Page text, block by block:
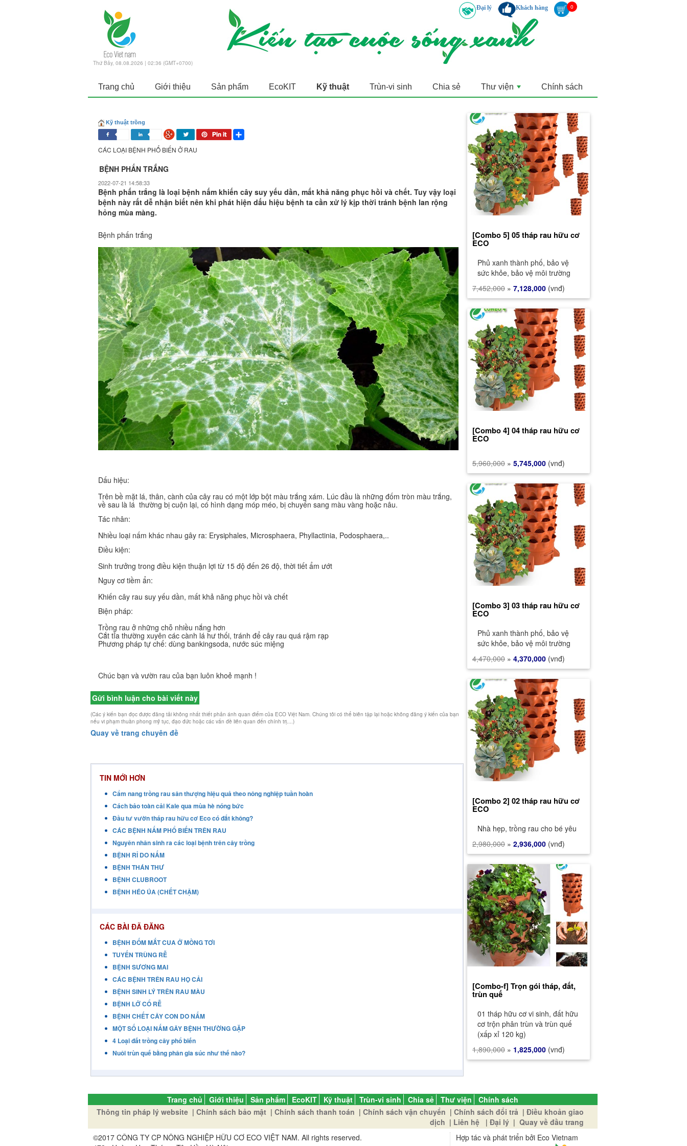
Thứ Bảy, 08.08.2026 | 02:36 (GMT+0700)
Đại lý Khách hàng
Trang chủ Giới thiệu Sản phẩm EcoKIT Kỹ thuật Trùn-vi sinh Chia sẻ
+
Thư viện Chính sách
Kỹ thuật trồng
CÁC LOẠI BỆNH PHỔ BIẾN Ở RAU
BỆNH PHẤN TRẮNG
2022-07-21 14:58:33
Bệnh phấn trắng là loại bệnh nấm khiến cây suy yếu dần, mất khả năng phục hồi và chết. Tuy vậy loại
bệnh này rất dễ nhận biết nên khi phát hiện dấu hiệu bệnh ta cần xử lý kịp thời tránh bệnh lan rộng
hỏng mùa màng.
Bệnh phấn trắng
Dấu hiệu:
Trên bề mặt lá, thân, cành của cây rau có một lớp bột màu trắng xám. Lúc đầu là những đốm tròn màu trắng,
về sau là lá thường bị cuộn lại, có hình dạng móp méo, bị chuyển sang màu vàng hoặc nâu.
Tác nhân:
Nhiều loại nấm khác nhau gây ra: Erysiphales, Microsphaera, Phyllactinia, Podosphaera,..
Điều kiện:
Sinh trưởng trong điều kiện thuận lợi từ 15 độ đến 26 độ, thời tiết ẩm ướt
Nguy cơ tiềm ẩn:
Khiến cây rau suy yếu dần, mất khả năng phục hồi và chết
Biện pháp:
Trồng rau ở những chỗ nhiều nắng hơn
Cắt tỉa thường xuyên các cành lá hư thối, tránh để cây rau quá rậm rạp
Phương pháp tự chế: dùng bankingsoda, nước súc miệng
Chúc bạn và vườn rau của bạn luôn khoẻ mạnh !
Gửi bình luận cho bài viết này
(Các ý kiến bạn đọc được đăng tải không nhất thiết phản ánh quan điểm của ECO Việt Nam. Chúng tôi có thể biên tập lại hoặc không đăng ý kiến của bạn
nếu vi phạm thuần phong mỹ tục, đạo đức hoặc các vấn đề liên quan đến chính trị....)
Quay về trang chuyên đề
TIN MỚI HƠN
Cẩm nang trồng rau sân thượng hiệu quả theo nông nghiệp tuần hoàn
Cách bảo toàn cải Kale qua mùa hè nóng bức
Đầu tư vườn tháp rau hữu cơ Eco có đắt không?
CÁC BỆNH NẤM PHỔ BIẾN TRÊN RAU
Nguyên nhân sinh ra các loại bệnh trên cây trồng
BỆNH RỈ DO NẤM
BỆNH THÁN THƯ
BỆNH CLUBROOT
BỆNH HÉO ÚA (CHẾT CHẬM)
CÁC BÀI ĐÃ ĐĂNG
BỆNH ĐỐM MẮT CUA Ở MỒNG TƠI
TUYẾN TRÙNG RỄ
BỆNH SƯƠNG MAI
CÁC BỆNH TRÊN RAU HỌ CẢI
BỆNH SINH LÝ TRÊN RAU MÀU
BỆNH LỞ CỔ RỄ
BỆNH CHẾT CÂY CON DO NẤM
MỘT SỐ LOẠI NẤM GÂY BỆNH THƯỜNG GẶP
4 Loại đất trồng cây phổ biến
Nuôi trùn quế bằng phân gia súc như thế nào?
[Combo 5] 05 tháp rau hữu cơ
ECO
Phủ xanh thành phố, bảo vệ
sức khỏe, bảo vệ môi trường
7,452,000 » 7,128,000 (vnđ)
[Combo 4] 04 tháp rau hữu cơ
ECO
5,960,000 » 5,745,000 (vnđ)
[Combo 3] 03 tháp rau hữu cơ
ECO
Phủ xanh thành phố, bảo vệ
sức khỏe, bảo vệ môi trường
4,470,000 » 4,370,000 (vnđ)
[Combo 2] 02 tháp rau hữu cơ
ECO
Nhà hẹp, trồng rau cho bé yêu
2,980,000 » 2,936,000 (vnđ)
[Combo-f] Trọn gói tháp, đất,
trùn quế
01 tháp hữu cơ vi sinh, đất hữu
cơ trộn phân trùn và trùn quế
(xấp xỉ 120 kg)
1,890,000 » 1,825,000 (vnđ)
Trang chủ Giới thiệu Sản phẩm EcoKIT Kỹ thuật Trùn-vi sinh Chia sẻ Thư viện
Chính sách
Thông tin pháp lý website | Chính sách bảo mật | Chính sách thanh toán | Chính sách vận chuyển | Chính sách đổi trả | Điều khoản giao
dịch | Liên hệ | Đại lý | Quay về đầu trang
©2017 CÔNG TY CP NÔNG NGHIỆP HỮU CƠ ECO VIỆT NAM. All rights reserved.
Hợp tác và phát triển bởi Eco Vietnam